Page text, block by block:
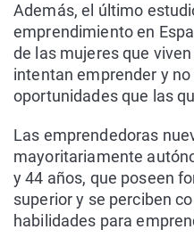
Además, el último
emprendimiento en
de las mujeres que
intentan emprender y
oportunidades que las
Las emprendedoras
mayoritariamente
y 44 años, que poseen
superior y se perciben
habilidades para